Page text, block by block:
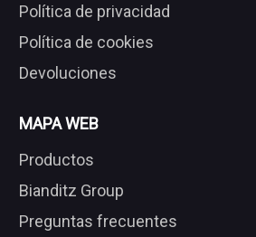
Política de privacidad
Política de cookies
Devoluciones
MAPA WEB
Productos
Bianditz Group
Preguntas frecuentes